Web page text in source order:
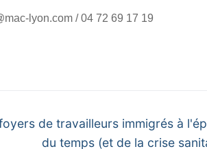
lyon.com / 04 72 69 17 19
de travailleurs immigrés à
du temps (et de la crise